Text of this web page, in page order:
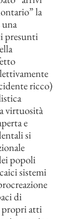
la
presunti
ricco)
virtuosità
e
si
popoli
sistemi
di
propri atti